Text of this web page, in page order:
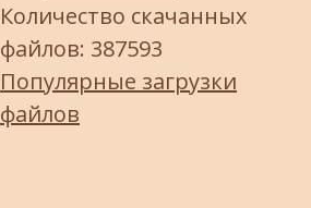
Количество скачанных
файлов: 387593
Популярные загрузки
файлов